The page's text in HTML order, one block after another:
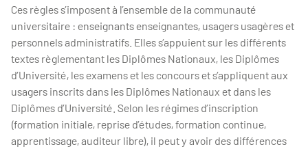
Ces règles s’imposent à l’ensemble de la communauté
universitaire : enseignants enseignantes, usagers usagères et
personnels administratifs. Elles s’appuient sur les différents
textes règlementant les Diplômes Nationaux, les Diplômes
d’Université, les examens et les concours et s’appliquent aux
usagers inscrits dans les Diplômes Nationaux et dans les
Diplômes d’Université. Selon les régimes d’inscription
(formation initiale, reprise d’études, formation continue,
apprentissage, auditeur libre), il peut y avoir des différences